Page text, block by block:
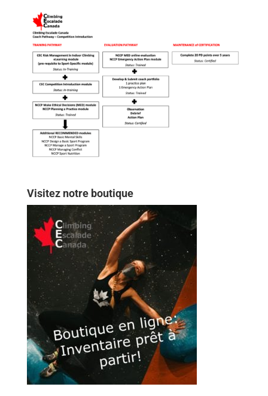
Visitez notre boutique